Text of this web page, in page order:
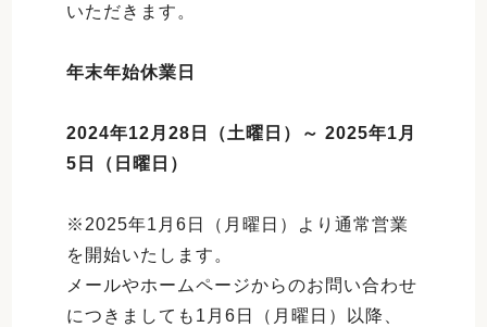
いただきます。
年末年始休業日
2024年12月28日（土曜日）～ 2025年1月
5日（日曜日）
※2025年1月6日（月曜日）より通常営業
を開始いたします。
メールやホームページからのお問い合わせ
につきましても1月6日（月曜日）以降、